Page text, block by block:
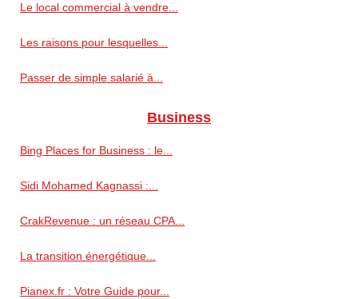
Le local commercial à vendre...
Les raisons pour lesquelles...
Passer de simple salarié à...
Business
Bing Places for Business : le...
Sidi Mohamed Kagnassi :...
CrakRevenue : un réseau CPA...
La transition énergétique...
Pianex.fr : Votre Guide pour...